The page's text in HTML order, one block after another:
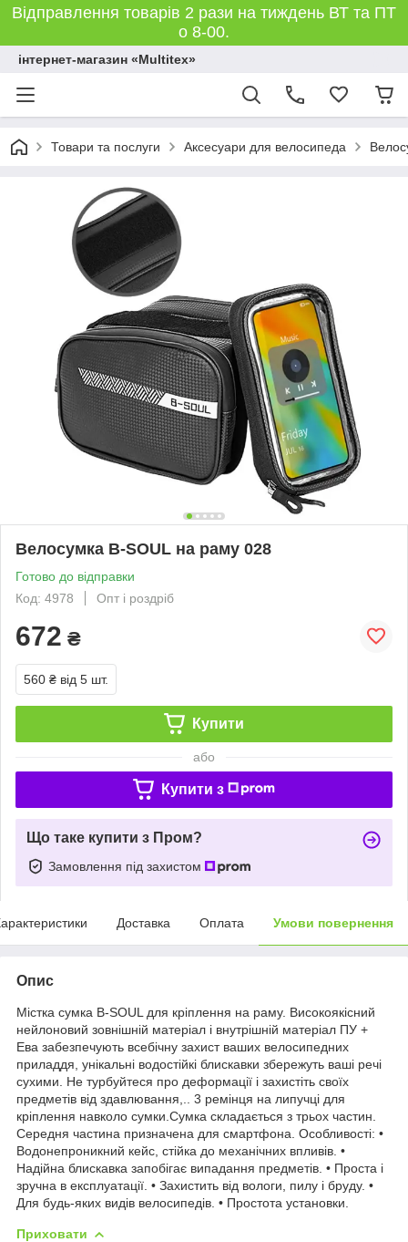
Відправлення товарів 2 рази на тиждень ВТ та ПТ
о 8-00.
інтернет-магазин «Multitex»
Товари та послуги Аксесуари для велосипеда
Велосумка B-SOUL на раму 028
Готово до відправки
Код: 4978
Опт і роздріб
672 ₴
560 ₴ від 5 шт.
Купити
або
Купити з
Що таке купити з Пром?
Замовлення під захистом
Доставка Оплата Умови повернення
Опис
Містка сумка B-SOUL для кріплення на раму. Високоякісний
нейлоновий зовнішній матеріал і внутрішній матеріал ПУ +
Ева забезпечують всебічну захист ваших велосипедних
приладдя, унікальні водостійкі блискавки збережуть ваші речі
сухими. Не турбуйтеся про деформації і захистіть своїх
предметів від здавлювання,.. 3 ремінця на липучці для
кріплення навколо сумки.Сумка складається з трьох частин.
Середня частина призначена для смартфона. Особливості: •
Водонепроникний кейс, стійка до механічних впливів. •
Надійна блискавка запобігає випадання предметів. • Проста і
зручна в експлуатації. • Захистить від вологи, пилу і бруду. •
Для будь-яких видів велосипедів. • Простота установки.
Приховати